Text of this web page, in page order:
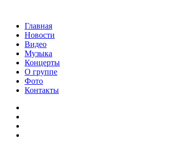
Главная
Новости
Видео
Музыка
Концерты
О группе
Фото
Контакты